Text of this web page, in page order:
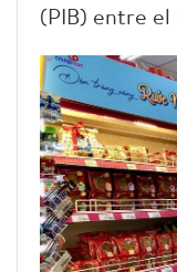
(PIB) entre el